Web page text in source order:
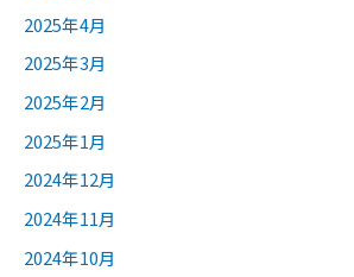
2025年4月
2025年3月
2025年2月
2025年1月
2024年12月
2024年11月
2024年10月